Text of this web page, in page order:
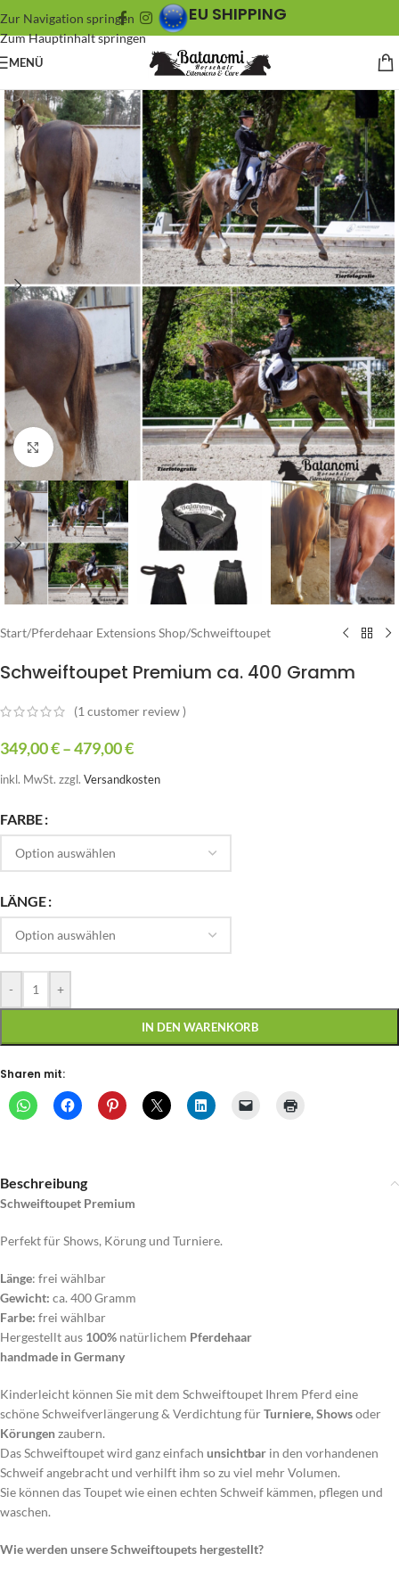
Zur Navigation springen
Zum Hauptinhalt springen
EU SHIPPING
MENÜ
Zum Vergrößern klicken
Start/Pferdehaar Extensions Shop/Schweiftoupet
Schweiftoupet Premium ca. 400 Gramm
(1customer review )
349,00€–479,00€
inkl. MwSt. zzgl. Versandkosten
FARBE
LÄNGE
- +
IN DEN WARENKORB
Sharen mit:
Beschreibung
Schweiftoupet Premium
Perfekt für Shows, Körung und Turniere.
Länge: frei wählbar
Gewicht: ca. 400 Gramm
Farbe: frei wählbar
Hergestellt aus 100% natürlichem Pferdehaar
handmade in Germany
Kinderleicht können Sie mit dem Schweiftoupet Ihrem Pferd eine
schöne Schweifverlängerung & Verdichtung fürTurniere, Showsoder
Körungenzaubern.
Das Schweiftoupet wird ganz einfach unsichtbar in den vorhandenen
Schweif angebracht und verhilft ihm so zu viel mehr Volumen.
Sie können das Toupet wie einen echten Schweif kämmen, pflegen und
waschen.
Wie werden unsere Schweiftoupets hergestellt?